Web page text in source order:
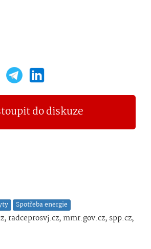
do diskuze
Spotřeba energie
radceprosvj.cz, mmr.gov.cz, spp.cz,